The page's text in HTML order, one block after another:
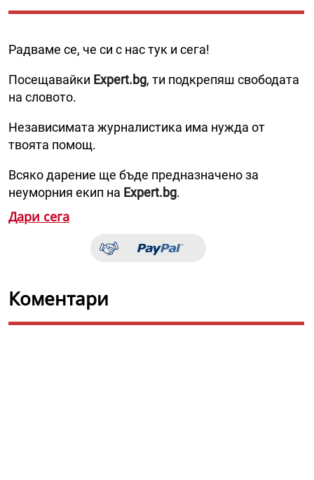
Радваме се, че си с нас тук и сега!
Посещавайки Expert.bg, ти подкрепяш свободата
на словото.
Независимата журналистика има нужда от
твоята помощ.
Всяко дарение ще бъде предназначено за
неуморния екип на Expert.bg.
Дари сега
Коментари